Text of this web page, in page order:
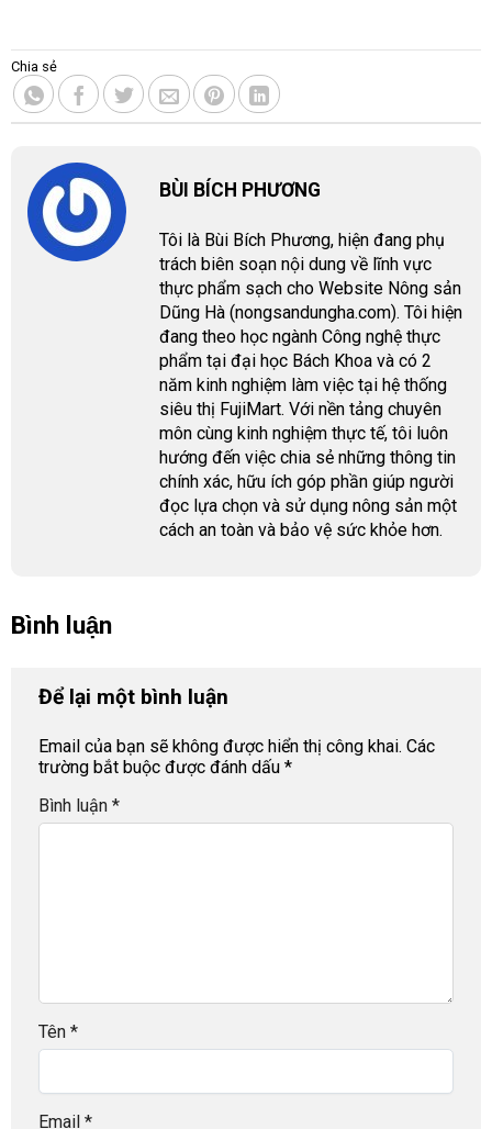
Chia sẻ
BÙI BÍCH PHƯƠNG
Tôi là Bùi Bích Phương, hiện đang phụ
trách biên soạn nội dung về lĩnh vực
thực phẩm sạch cho Website Nông sản
Dũng Hà (nongsandungha.com). Tôi hiện
đang theo học ngành Công nghệ thực
phẩm tại đại học Bách Khoa và có 2
năm kinh nghiệm làm việc tại hệ thống
siêu thị FujiMart. Với nền tảng chuyên
môn cùng kinh nghiệm thực tế, tôi luôn
hướng đến việc chia sẻ những thông tin
chính xác, hữu ích góp phần giúp người
đọc lựa chọn và sử dụng nông sản một
cách an toàn và bảo vệ sức khỏe hơn.
Bình luận
Để lại một bình luận
Email của bạn sẽ không được hiển thị công khai. Các
trường bắt buộc được đánh dấu *
Bình luận *
Tên *
Email *